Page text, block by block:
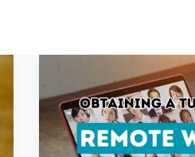
manuel
détaillé
pour
obtenir